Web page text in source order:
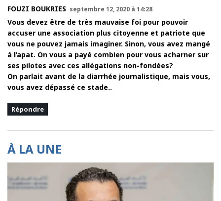
FOUZI BOUKRIES septembre 12, 2020 à 14:28
Vous devez être de très mauvaise foi pour pouvoir
accuser une association plus citoyenne et patriote que
vous ne pouvez jamais imaginer. Sinon, vous avez mangé
à l’apat. On vous a payé combien pour vous acharner sur
ses pilotes avec ces allégations non-fondées?
On parlait avant de la diarrhée journalistique, mais vous,
vous avez dépassé ce stade..
Répondre
À LA UNE